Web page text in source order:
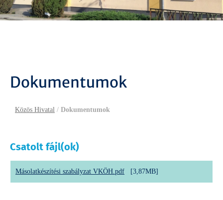
Dokumentumok
Közös Hivatal / Dokumentumok
Csatolt fájl(ok)
Másolatkészítési szabályzat VKÖH.pdf [3,87MB]